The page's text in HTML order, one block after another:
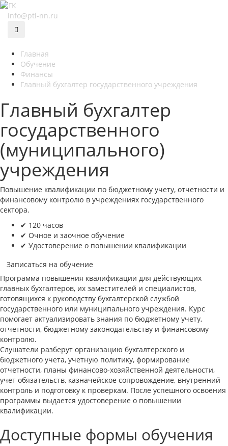
info@ptl-nn.ru
Главная
Обучение
Финансы
Главный бухгалтер государственного учреждения
Главный бухгалтер
государственного
(муниципального)
учреждения
Повышение квалификации по бюджетному учету, отчетности и
финансовому контролю в учреждениях государственного
сектора.
✔ 120 часов
✔ Очное и заочное обучение
✔ Удостоверение о повышении квалификации
Записаться на обучение
Программа повышения квалификации для действующих
главных бухгалтеров, их заместителей и специалистов,
готовящихся к руководству бухгалтерской службой
государственного или муниципального учреждения. Курс
помогает актуализировать знания по бюджетному учету,
отчетности, бюджетному законодательству и финансовому
контролю.
Слушатели разберут организацию бухгалтерского и
бюджетного учета, учетную политику, формирование
отчетности, планы финансово-хозяйственной деятельности,
учет обязательств, казначейское сопровождение, внутренний
контроль и подготовку к проверкам. После успешного освоения
программы выдается удостоверение о повышении
квалификации.
Доступные формы обучения